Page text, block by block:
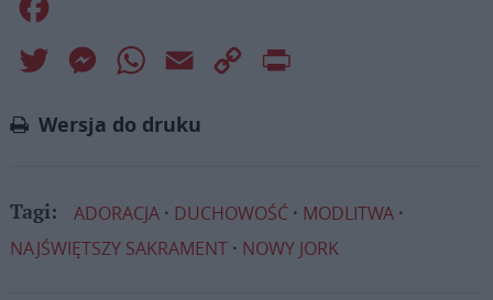
Twitter MessengerWhatsApp
Email
Copy
Wersja do druku
Tagi: ADORACJA DUCHOWOŚĆ
MODLITWA
NAJŚWIĘTSZY SAKRAMENT
NOWY JORK